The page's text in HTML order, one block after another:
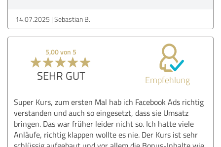
14.07.2025 Sebastian B.
5,00 von 5
SEHR GUT Empfehlung
Super Kurs, zum ersten Mal hab ich Facebook Ads richtig
verstanden und auch so eingesetzt, dass sie Umsatz
bringen. Das war früher leider nicht so. Ich hatte viele
Anläufe, richtig klappen wollte es nie. Der Kurs ist sehr